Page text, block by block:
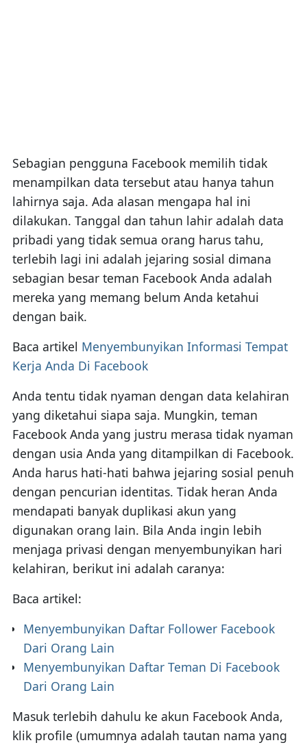
Sebagian pengguna Facebook memilih tidak
menampilkan data tersebut atau hanya tahun
lahirnya saja. Ada alasan mengapa hal ini
dilakukan. Tanggal dan tahun lahir adalah data
pribadi yang tidak semua orang harus tahu,
terlebih lagi ini adalah jejaring sosial dimana
sebagian besar teman Facebook Anda adalah
mereka yang memang belum Anda ketahui
dengan baik.
Baca artikel Menyembunyikan Informasi Tempat
Kerja Anda Di Facebook
Anda tentu tidak nyaman dengan data kelahiran
yang diketahui siapa saja. Mungkin, teman
Facebook Anda yang justru merasa tidak nyaman
dengan usia Anda yang ditampilkan di Facebook.
Anda harus hati-hati bahwa jejaring sosial penuh
dengan pencurian identitas. Tidak heran Anda
mendapati banyak duplikasi akun yang
digunakan orang lain. Bila Anda ingin lebih
menjaga privasi dengan menyembunyikan hari
kelahiran, berikut ini adalah caranya:
Baca artikel:
Menyembunyikan Daftar Follower Facebook
Dari Orang Lain
Menyembunyikan Daftar Teman Di Facebook
Dari Orang Lain
Masuk terlebih dahulu ke akun Facebook Anda,
klik profile (umumnya adalah tautan nama yang